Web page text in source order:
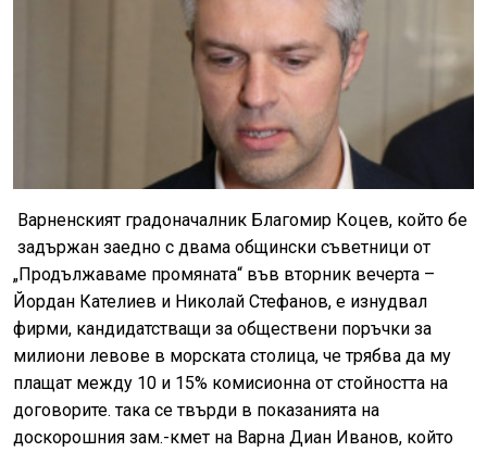
Варненският градоначалник Благомир Коцев, който бе
задържан заедно с двама общински съветници от
„Продължаваме промяната“ във вторник вечерта –
Йордан Кателиев и Николай Стефанов, е изнудвал
фирми, кандидатстващи за обществени поръчки за
милиони левове в морската столица, че трябва да му
плащат между 10 и 15% комисионна от стойността на
договорите. така се твърди в показанията на
доскорошния зам.-кмет на Варна Диан Иванов, който